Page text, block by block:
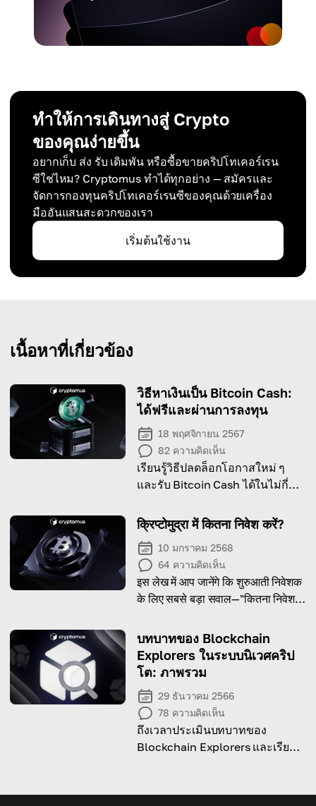
ทำให้การเดินทางสู่ Crypto
ของคุณง่ายขึ้น
อยากเก็บ ส่ง รับ เดิมพัน หรือซื้อขายคริปโทเคอร์เรน
ซีใช่ไหม? Cryptomus ทำได้ทุกอย่าง — สมัครและ
จัดการกองทุนคริปโทเคอร์เรนซีของคุณด้วยเครื่อง
มืออันแสนสะดวกของเรา
เริ่มต้นใช้งาน
เนื้อหาที่เกี่ยวข้อง
วิธีหาเงินเป็น Bitcoin Cash:
ได้ฟรีและผ่านการลงทุน
18 พฤศจิกายน 2567
82 ความคิดเห็น
เรียนรู้วิธีปลดล็อกโอกาสใหม่ ๆ
และรับ Bitcoin Cash ได้ในไม่กี่ขั้น
क्रिप्टोमुद्रा में कितना निवेश करें?
10 มกราคม 2568
64 ความคิดเห็น
इस लेख में आप जानेंगे कि शुरुआती निवेशक
के लिए सबसे बड़ा सवाल—"कितना निवेश
जोखिम और संभावित लाभ शामिल हैं।
บทบาทของ Blockchain
Explorers ในระบบนิเวศคริป
โต: ภาพรวม
29 ธันวาคม 2566
78 ความคิดเห็น
ถึงเวลาประเมินบทบาทของ
Blockchain Explorers และเรียนรู้
คุณเอง!